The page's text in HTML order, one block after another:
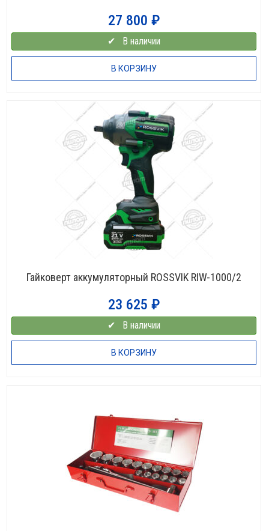
27 800 ₽
✔⠀В наличии
В КОРЗИНУ
Гайковерт аккумуляторный ROSSVIK RIW-1000/2
23 625 ₽
✔⠀В наличии
В КОРЗИНУ